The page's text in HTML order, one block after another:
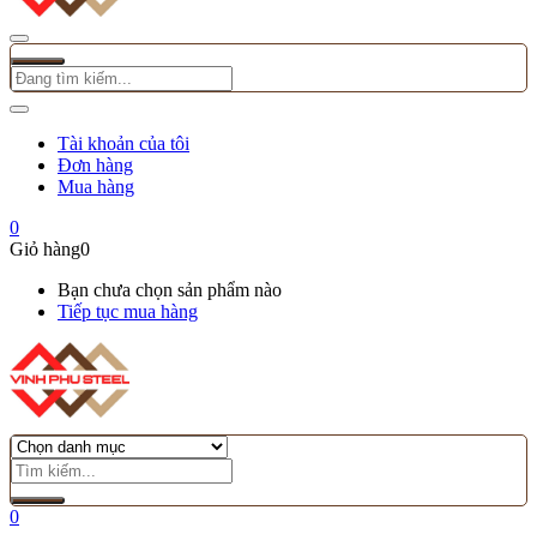
Tài khoản của tôi
Đơn hàng
Mua hàng
0
Giỏ hàng0
Bạn chưa chọn sản phẩm nào
Tiếp tục mua hàng
0